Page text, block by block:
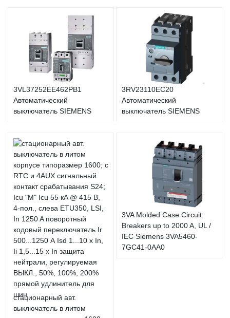
3VL37252EE462PB1
Автоматический
выключатель SIEMENS
3RV23110EC20
Автоматический
выключатель SIEMENS
стационарный авт.
выключатель в литом
3VA Molded Case Circuit
Breakers up to 2000 A, UL /
IEC Siemens 3VA5460-
7GC41-0AA0